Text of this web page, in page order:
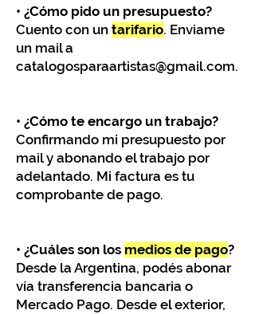
​• ¿Cómo pido un presupuesto?
Cuento con un tarifario. Enviame
un mail a
catalogosparaartistas@gmail.com.
• ¿Cómo te encargo un trabajo?
Confirmando mi presupuesto por
mail y abonando el trabajo por
adelantado. Mi factura es tu
comprobante de pago.
• ¿Cuáles son los medios de pago?
Desde la Argentina, podés abonar
vía transferencia bancaria o
Mercado Pago. Desde el exterior,